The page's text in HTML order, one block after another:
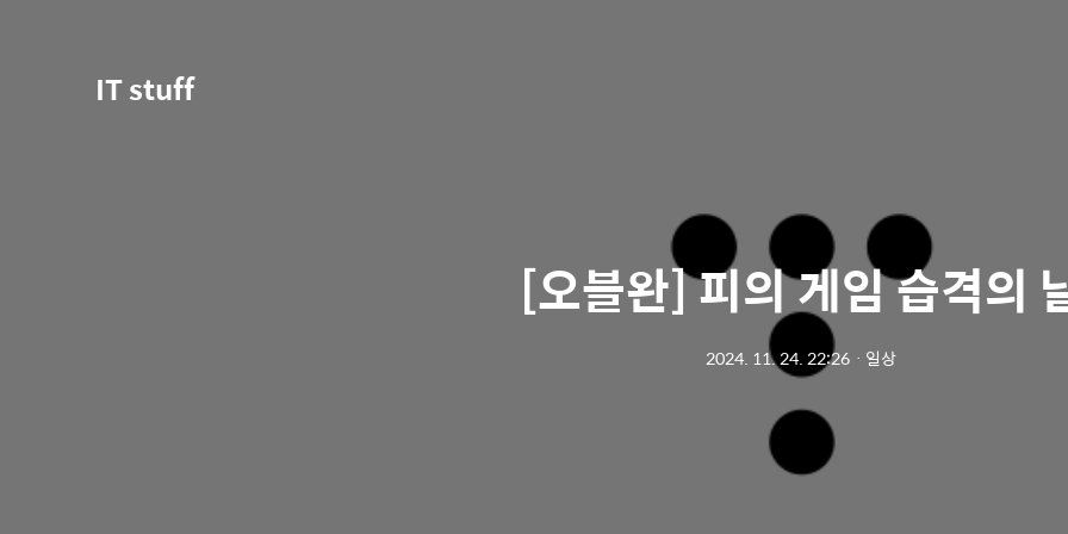
IT stuff
[오블완] 피의 게임 습격의
2024. 11. 24. 22:26 ㆍ 일상